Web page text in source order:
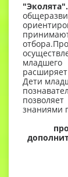
"Эколята".
Дети
знаниями